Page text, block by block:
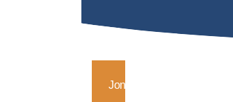
Jongerenwerk